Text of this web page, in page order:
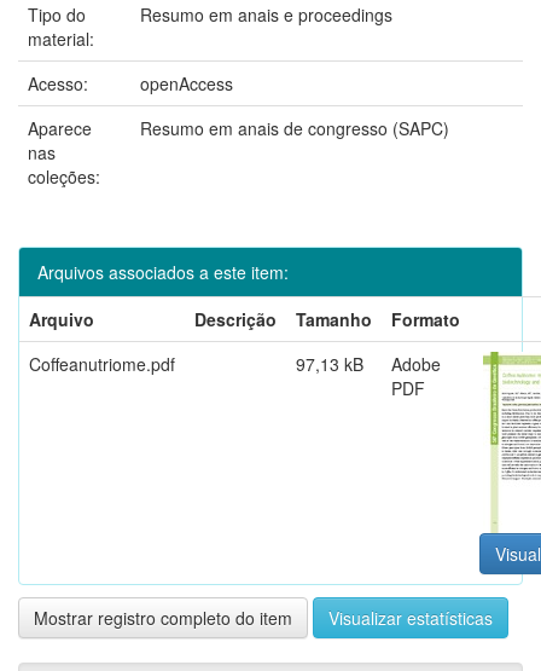
Tipo do
material:
Resumo em anais e proceedings
Acesso:
openAccess
Aparece
nas
coleções:
Resumo em anais de congresso (SAPC)
Arquivos associados a este item:
Arquivo
Descrição Tamanho
Formato
Coffeanutriome.pdf
97,13 kB
Adobe
PDF
Mostrar registro completo do item Visualizar estatísticas